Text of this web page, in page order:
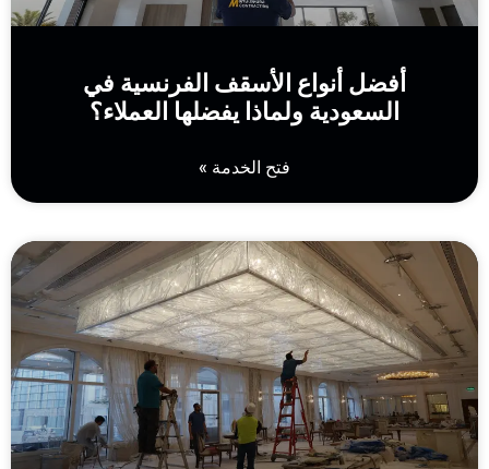
أفضل أنواع الأسقف الفرنسية في
السعودية ولماذا يفضلها العملاء؟
فتح الخدمة »